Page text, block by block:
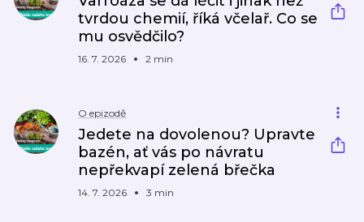
tvrdou chemií, říká včelař. Co se
mu osvědčilo?
16. 7. 2026 2 min
O epizodě
Jedete na dovolenou? Upravte
bazén, ať vás po návratu
nepřekvapí zelená břečka
14. 7. 2026 3 min